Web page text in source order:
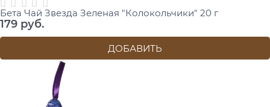
Бета Чай Звезда Зеленая "Колокольчики" 20 г
179 руб.
ДОБАВИТЬ